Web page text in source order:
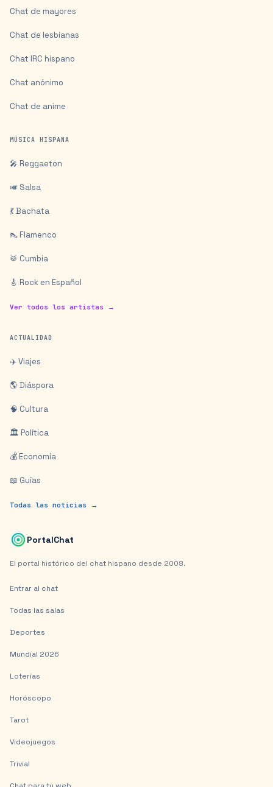
Chat de mayores
Chat de lesbianas
Chat IRC hispano
Chat anónimo
Chat de anime
MÚSICA HISPANA
🎤 Reggaeton
🎺 Salsa
💃 Bachata
👠 Flamenco
🥁 Cumbia
🎸 Rock en Español
Ver todos los artistas →
ACTUALIDAD
✈️ Viajes
🌎 Diáspora
🧠 Cultura
🏛️ Política
💰 Economía
📖 Guías
Todas las noticias →
PortalChat
El portal histórico del chat hispano desde 2008.
Entrar al chat
Todas las salas
Deportes
Mundial 2026
Loterías
Horóscopo
Tarot
Videojuegos
Trivial